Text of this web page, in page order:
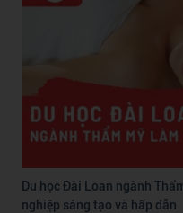
Du học Đài Loan ngành
nghiệp sáng tạo và hấp dẫn